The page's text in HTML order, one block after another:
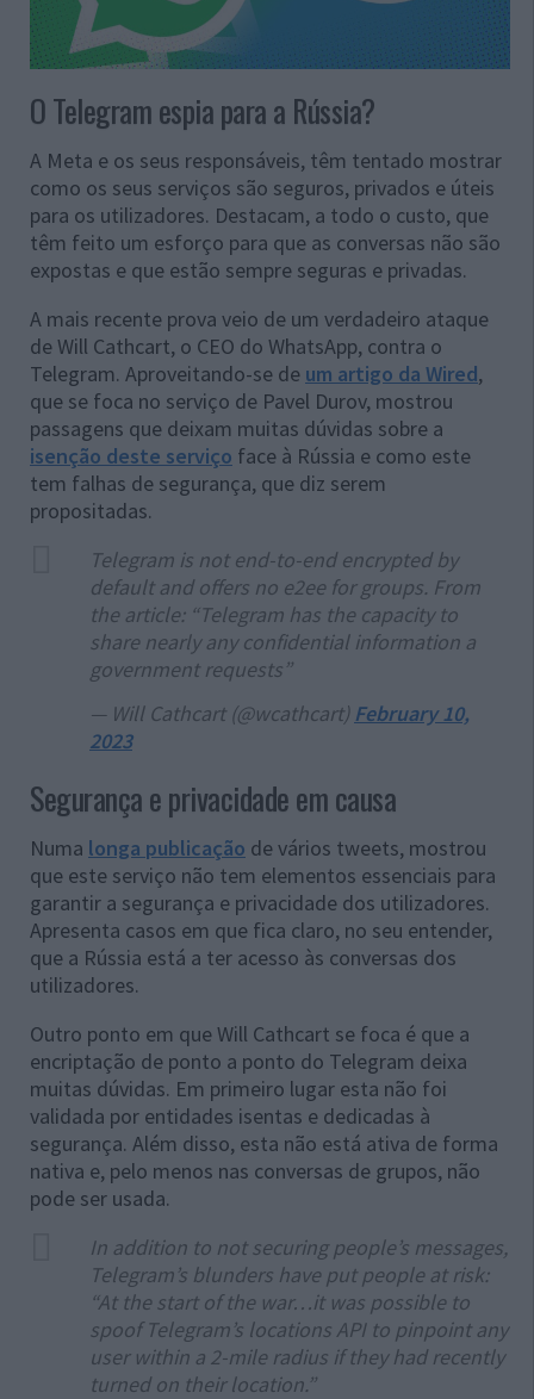
O Telegram espia para a Rússia?
A Meta e os seus responsáveis, têm tentado mostrar
como os seus serviços são seguros, privados e úteis
para os utilizadores. Destacam, a todo o custo, que
têm feito um esforço para que as conversas não são
expostas e que estão sempre seguras e privadas.
A mais recente prova veio de um verdadeiro ataque
de Will Cathcart, o CEO do WhatsApp, contra o
Telegram. Aproveitando-se de um artigo da Wired,
que se foca no serviço de Pavel Durov, mostrou
passagens que deixam muitas dúvidas sobre a
isenção deste serviço face à Rússia e como este
tem falhas de segurança, que diz serem
propositadas.
Telegram is not end-to-end encrypted by
default and offers no e2ee for groups. From
the article: “Telegram has the capacity to
share nearly any confidential information a
government requests”
— Will Cathcart (@wcathcart) February 10,
2023
Segurança e privacidade em causa
Numa longa publicação de vários tweets, mostrou
que este serviço não tem elementos essenciais para
garantir a segurança e privacidade dos utilizadores.
Apresenta casos em que fica claro, no seu entender,
que a Rússia está a ter acesso às conversas dos
utilizadores.
Outro ponto em que Will Cathcart se foca é que a
encriptação de ponto a ponto do Telegram deixa
muitas dúvidas. Em primeiro lugar esta não foi
validada por entidades isentas e dedicadas à
segurança. Além disso, esta não está ativa de forma
nativa e, pelo menos nas conversas de grupos, não
pode ser usada.
In addition to not securing people’s messages,
Telegram’s blunders have put people at risk:
“At the start of the war…it was possible to
spoof Telegram’s locations API to pinpoint any
user within a 2-mile radius if they had recently
turned on their location.”